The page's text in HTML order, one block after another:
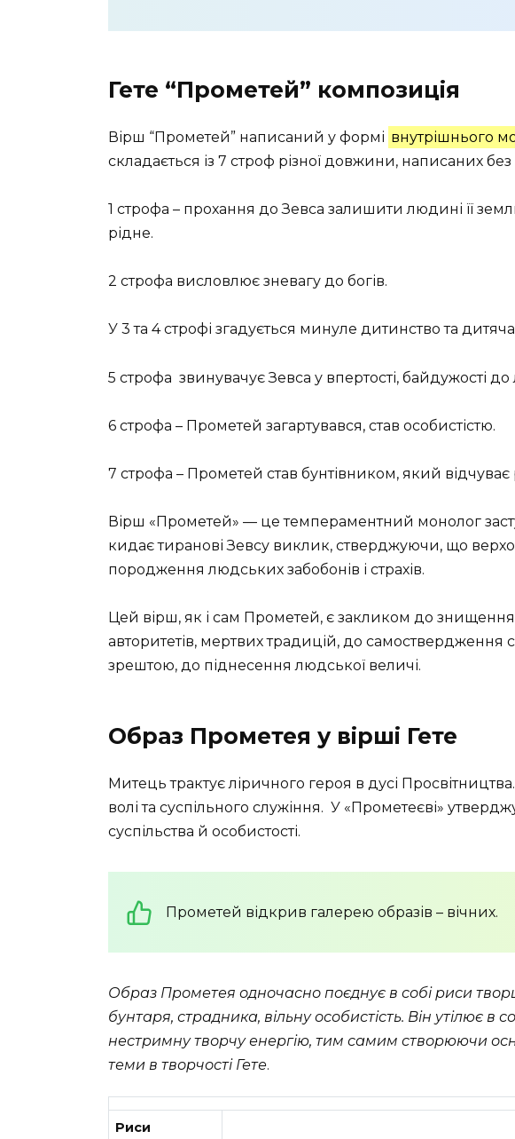
Гете “Прометей” композиція
Вірш “Прометей” написаний у формі внутрішнього
складається із 7 строф різної довжини, написаних
1 строфа – прохання до Зевса залишити людині її
рідне.
2 строфа висловлює зневагу до богів.
У 3 та 4 строфі згадується минуле дитинство та дитяча
5 строфа звинувачує Зевса у впертості, байдужості
6 строфа – Прометей загартувався, став особистістю.
7 строфа – Прометей став бунтівником, який відчуває
Вірш «Прометей» — це темпераментний монолог
кидає тиранові Зевсу виклик, стверджуючи, що
породження людських забобонів і страхів.
Цей вірш, як і сам Прометей, є закликом до знищення
авторитетів, мертвих традицій, до самоствердження
зрештою, до піднесення людської величі.
Образ Прометея у вірші Гете
Митець трактує ліричного героя в дусі
волі та суспільного служіння. У «Прометеєві»
суспільства й особистості.
Прометей відкрив галерею образів – вічних.
Образ Прометея одночасно поєднує в собі риси
бунтаря, страдника, вільну особистість. Він утілює в
нестримну творчу енергію, тим самим створюючи
теми в творчості Гете.
Риси